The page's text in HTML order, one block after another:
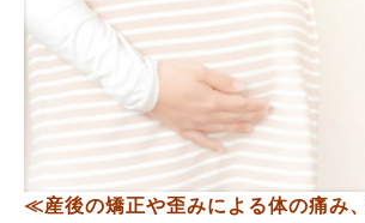
≪産後の矯正や歪みによる体の痛み